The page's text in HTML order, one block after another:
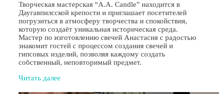
Творческая мастерская “A.A. Candle” находится в
Даугавпилсской крепости и приглашает посетителей
погрузиться в атмосферу творчества и спокойствия,
которую создаёт уникальная историческая среда.
Мастер по изготовлению свечей Анастасия с радостью
знакомит гостей с процессом создания свечей и
гипсовых изделий, позволяя каждому создать
собственный, неповторимый предмет.
Читать далее